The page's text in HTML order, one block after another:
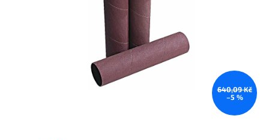
640,09 Kč
–5 %